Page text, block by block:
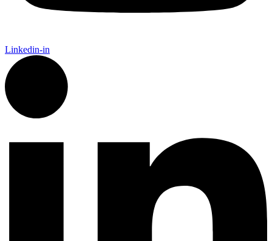
Linkedin-in